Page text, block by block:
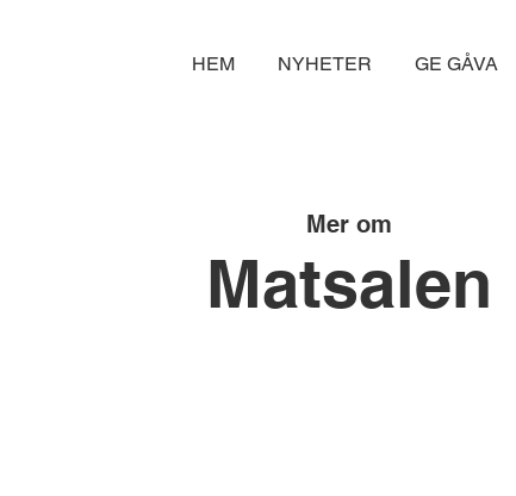
HEM NYHETER GE GÅVA
Mer om
Matsalen